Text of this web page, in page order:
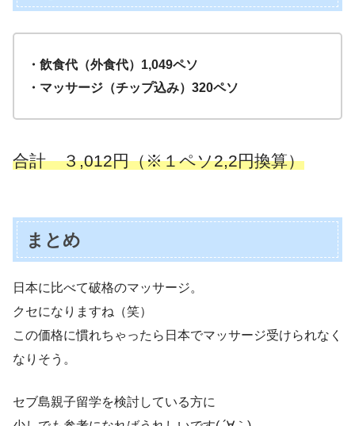
・飲食代（外食代）1,049ペソ
・マッサージ（チップ込み）320ペソ
合計 ３,012円（※１ペソ2,2円換算）
まとめ
日本に比べて破格のマッサージ。
クセになりますね（笑）
この価格に慣れちゃったら日本でマッサージ受けられなく
なりそう。
セブ島親子留学を検討している方に